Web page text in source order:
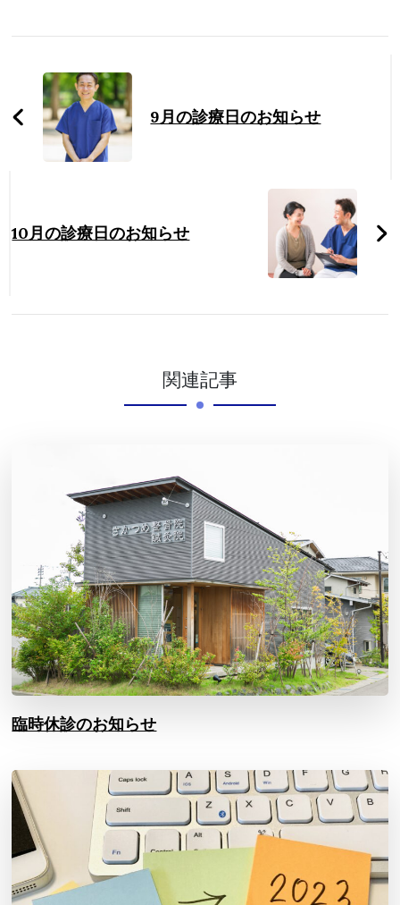
9月の診療日のお知らせ
10月の診療日のお知らせ
関連記事
臨時休診のお知らせ